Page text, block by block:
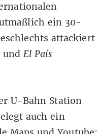
ein 30-
attackiert
und El País
U-Bahn Station
auch ein